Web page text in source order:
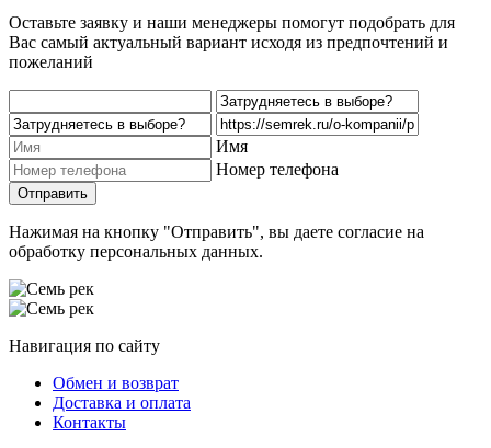
Оставьте заявку и наши менеджеры помогут подобрать для
Вас самый актуальный вариант исходя из предпочтений и
пожеланий
Имя
Номер телефона
Отправить
Нажимая на кнопку "Отправить", вы даете согласие на
обработку персональных данных.
Навигация по сайту
Обмен и возврат
Доставка и оплата
Контакты